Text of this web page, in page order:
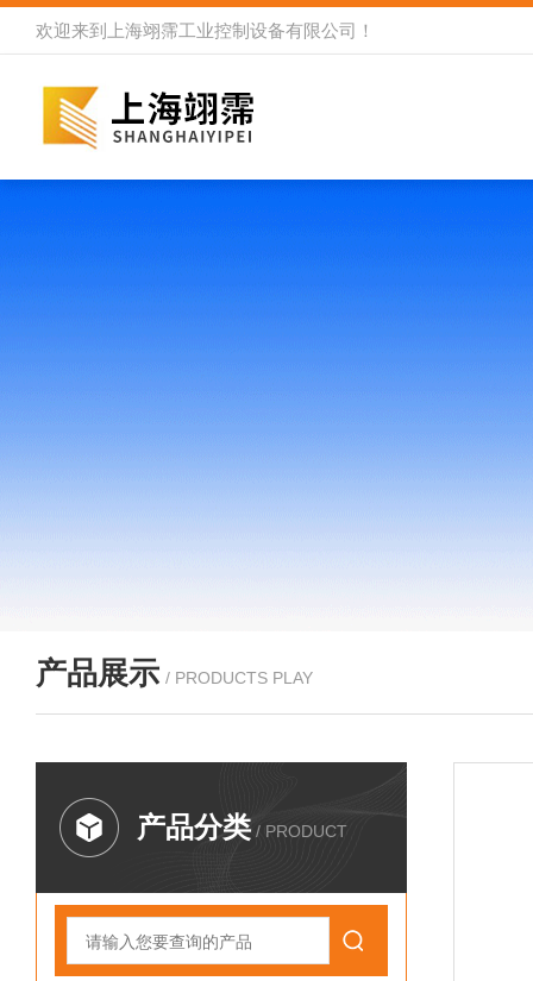
欢迎来到 上海翊霈工业控制设备有限公司 ！
产品展示 / PRODUCTS PLAY
产品分类 / PRODUCT